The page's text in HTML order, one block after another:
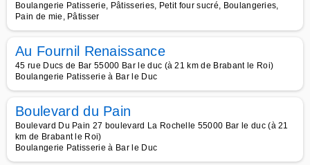
Boulangerie Patisserie, Pâtisseries, Petit four sucré, Boulangeries,
Pain de mie, Pâtisser
Au Fournil Renaissance
45 rue Ducs de Bar 55000 Bar le duc (à 21 km de Brabant le Roi)
Boulangerie Patisserie à Bar le Duc
Boulevard du Pain
Boulevard Du Pain 27 boulevard La Rochelle 55000 Bar le duc (à 21
km de Brabant le Roi)
Boulangerie Patisserie à Bar le Duc